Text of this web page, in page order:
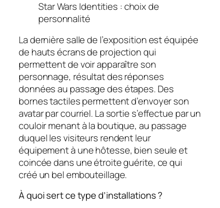
Star Wars Identities : choix de
personnalité
La dernière salle de l’exposition est équipée
de hauts écrans de projection qui
permettent de voir apparaître son
personnage, résultat des réponses
données au passage des étapes. Des
bornes tactiles permettent d’envoyer son
avatar par courriel. La sortie s’effectue par un
couloir menant à la boutique, au passage
duquel les visiteurs rendent leur
équipement à une hôtesse, bien seule et
coincée dans une étroite guérite, ce qui
créé un bel embouteillage.
À quoi sert ce type d’installations ?